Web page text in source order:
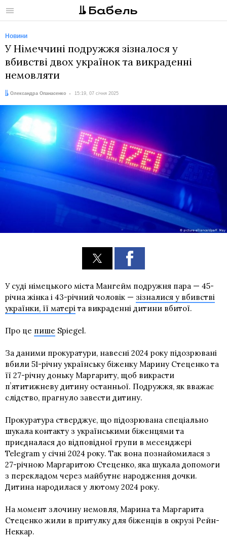
Меню
Новини
У Німеччині подружжя зізналося у
вбивстві двох українок та викраденні
немовляти
Автор:
Олександра Опанасенко
Дата: 15:19, 07 січня 2025
У суді німецького міста Мангейм подружня пара — 45-
річна жінка і 43-річний чоловік — зізналися у вбивстві
українки, її матері та викраденні дитини вбитої.
Про це пише Spiegel.
За даними прокуратури, навесні 2024 року підозрювані
вбили 51-річну українську біженку Марину Стеценко та
її 27-річну доньку Маргариту, щоб викрасти
пʼятитижневу дитину останньої. Подружжя, як вважає
слідство, прагнуло завести дитину.
Прокуратура стверджує, що підозрювана спеціально
шукала контакту з українськими біженцями та
приєдналася до відповідної групи в месенджері
Telegram у січні 2024 року. Так вона познайомилася з
27-річною Маргаритою Стеценко, яка шукала допомоги
з перекладом через майбутнє народження дочки.
Дитина народилася у лютому 2024 року.
На момент злочину немовля, Марина та Маргарита
Стеценко жили в притулку для біженців в окрузі Рейн-
Неккар.